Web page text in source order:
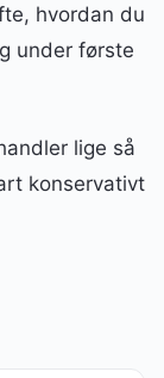
hvordan du
under første
lige så
konservativt